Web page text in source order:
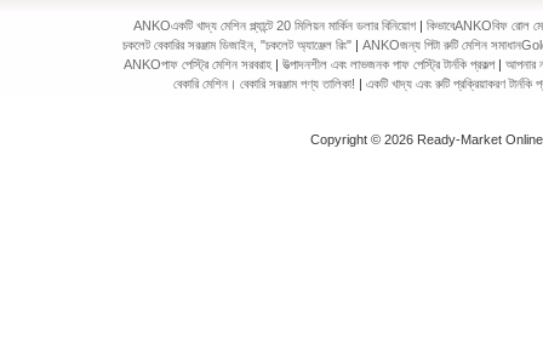
ANKOএকটি খাদ্য মেশিন প্ল্যান্টে 20 মিলিয়ন মার্কিন ডলার বিনিয়োগ |কিভাবেANKOবিফ রোল
চকলেট বেকারির সরঞ্জাম ডিজাইন, "চকলেট অ্যাঞ্জেল রিং" |ANKOজন্য পিটা রুটি মেশিন
ANKOপাফ পেস্ট্রি মেশিন সরবরাহ |উত্পাদনশীল এবং লাভজনক পাফ পেস্ট্রি টার্নকি প্রকল্প|আপনার
বেকারি মেশিন। বেকারি সরঞ্জাম পণ্য তালিকা! | একটি খাদ্য এবং রুটি প্রক্রিয়াকরণ
Copyright © 2026 Ready-Market